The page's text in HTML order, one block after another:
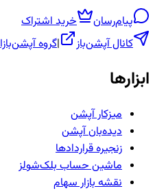
پیام‌رسان
خرید اشتراک
کانال آپشن‌باز
|گروه آپشن‌بازان
میزکار آپشن
دیده‌بان آپشن
زنجیره قراردادها
ماشین حساب بلک‌شولز
نقشه بازار سهام